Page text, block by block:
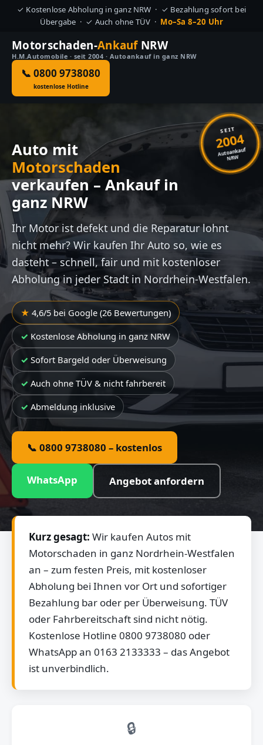
✓ Kostenlose Abholung in ganz NRW · ✓ Bezahlung sofort bei
Übergabe · ✓ Auch ohne TÜV · Mo–Sa 8–20 Uhr
Motorschaden-AnkaufNRW
H.M.Automobile · seit 2004 · Autoankauf in ganz NRW
📞 0800 9738080
kostenlose Hotline
SEIT
2004
Autoankauf
NRW
Auto mit
Motorschaden
verkaufen – Ankauf in
ganz NRW
Ihr Motor ist defekt und die Reparatur lohnt
nicht mehr? Wir kaufen Ihr Auto so, wie es
dasteht – schnell, fair und mit kostenloser
Abholung in jeder Stadt in Nordrhein-Westfalen.
4,6/5 bei Google (26 Bewertungen)
Kostenlose Abholung in ganz NRW
Sofort Bargeld oder Überweisung
Auch ohne TÜV & nicht fahrbereit
Abmeldung inklusive
📞 0800 9738080 – kostenlos
WhatsApp Angebot anfordern
Kurz gesagt: Wir kaufen Autos mit
Motorschaden in ganz Nordrhein-Westfalen
an – zum festen Preis, mit kostenloser
Abholung bei Ihnen vor Ort und sofortiger
Bezahlung bar oder per Überweisung. TÜV
oder Fahrbereitschaft sind nicht nötig.
Kostenlose Hotline 0800 9738080 oder
WhatsApp an 0163 2133333 – das Angebot
ist unverbindlich.
🔒